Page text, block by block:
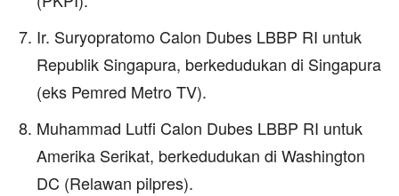
Ir. Suryopratomo Calon Dubes LBBP RI untuk
Republik Singapura, berkedudukan di Singapura
(eks Pemred Metro TV).
Muhammad Lutfi Calon Dubes LBBP RI untuk
Amerika Serikat, berkedudukan di Washington
DC (Relawan pilpres).